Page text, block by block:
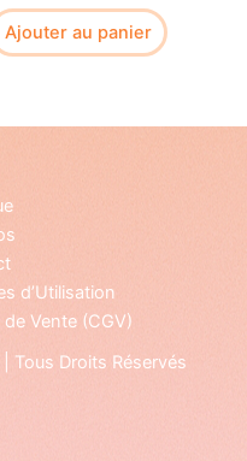
Ajouter au panier
d’Utilisation
Vente (CGV)
Tous Droits Réservés